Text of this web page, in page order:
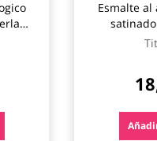
Esmalte al